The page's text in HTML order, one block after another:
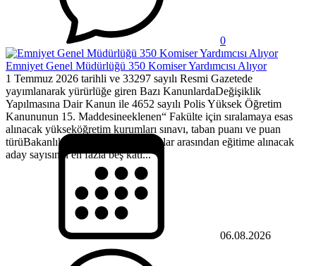
0
Emniyet Genel Müdürlüğü 350 Komiser Yardımcısı Alıyor
1 Temmuz 2026 tarihli ve 33297 sayılı Resmi Gazetede
yayımlanarak yürürlüğe giren Bazı KanunlardaDeğişiklik
Yapılmasına Dair Kanun ile 4652 sayılı Polis Yüksek Öğretim
Kanununun 15. Maddesineeklenen“ Fakülte için sıralamaya esas
alınacak yükseköğretim kurumları sınavı, taban puanı ve puan
türüBakanlıkça belirlenir. Başvuranlar arasından eğitime alınacak
aday sayısının en fazla beş katı...
06.08.2026